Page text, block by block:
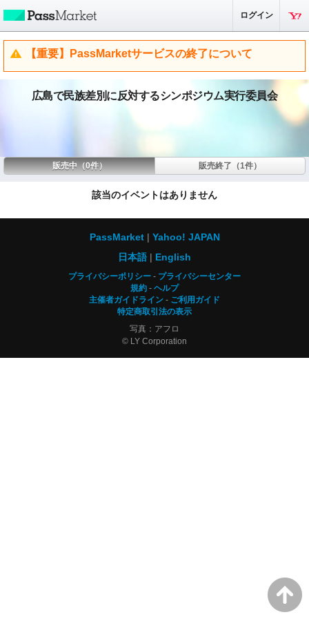
ログイン
【重要】PassMarketサービスの終了について
広島で民族差別に反対するシンポジウム実行委員会
販売中（0件） 販売終了（1件）
該当のイベントはありません
PassMarket
Yahoo! JAPAN
日本語
English
プライバシーポリシー
プライバシーセンター
規約
ヘルプ
主催者ガイドライン
ご利用ガイド
特定商取引法の表示
写真：アフロ
© LY Corporation